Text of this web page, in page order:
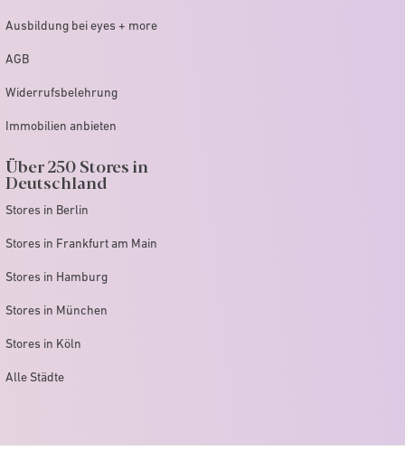
Ausbildung bei eyes + more
AGB
Widerrufsbelehrung
Immobilien anbieten
Über 250 Stores in
Deutschland
Stores in Berlin
Stores in Frankfurt am Main
Stores in Hamburg
Stores in München
Stores in Köln
Alle Städte